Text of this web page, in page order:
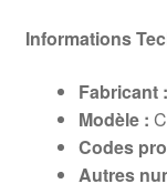
Informations
Fabricant :
Modèle :
Codes
Autres